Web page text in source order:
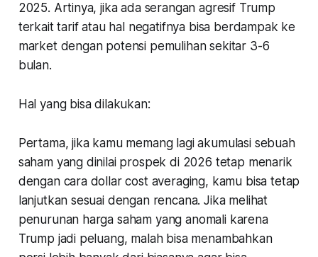
2025. Artinya, jika ada serangan agresif Trump
terkait tarif atau hal negatifnya bisa berdampak ke
market dengan potensi pemulihan sekitar 3-6
bulan.
Hal yang bisa dilakukan:
Pertama, jika kamu memang lagi akumulasi sebuah
saham yang dinilai prospek di 2026 tetap menarik
dengan cara dollar cost averaging, kamu bisa tetap
lanjutkan sesuai dengan rencana. Jika melihat
penurunan harga saham yang anomali karena
Trump jadi peluang, malah bisa menambahkan